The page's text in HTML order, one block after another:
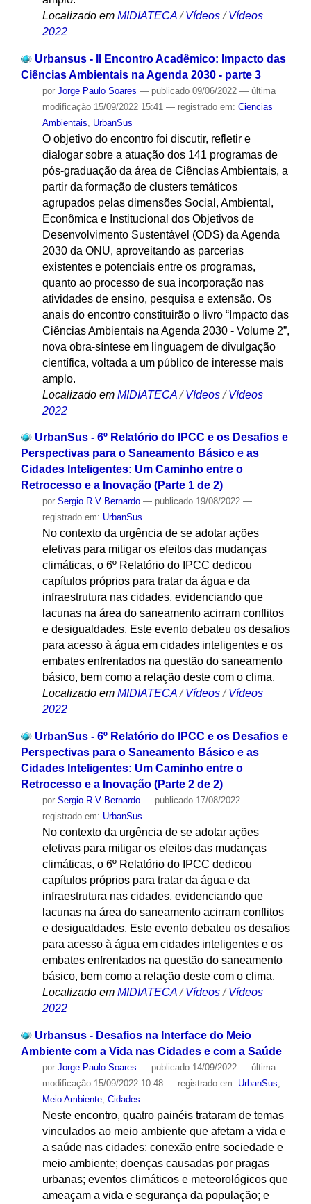
Localizado em MIDIATECA /Vídeos /Vídeos
2022
Urbansus - II Encontro Acadêmico: Impacto das
Ciências Ambientais na Agenda 2030 - parte 3
por Jorge Paulo Soares — publicado09/06/2022 — última
modificação15/09/2022 15:41 — registrado em: Ciencias
Ambientais
UrbanSus
O objetivo do encontro foi discutir, refletir e
dialogar sobre a atuação dos 141 programas de
pós-graduação da área de Ciências Ambientais, a
partir da formação de clusters temáticos
agrupados pelas dimensões Social, Ambiental,
Econômica e Institucional dos Objetivos de
Desenvolvimento Sustentável (ODS) da Agenda
2030 da ONU, aproveitando as parcerias
existentes e potenciais entre os programas,
quanto ao processo de sua incorporação nas
atividades de ensino, pesquisa e extensão. Os
anais do encontro constituirão o livro “Impacto das
Ciências Ambientais na Agenda 2030 - Volume 2”,
nova obra-síntese em linguagem de divulgação
científica, voltada a um público de interesse mais
amplo.
Localizado em MIDIATECA /Vídeos /Vídeos
2022
UrbanSus - 6º Relatório do IPCC e os Desafios e
Perspectivas para o Saneamento Básico e as
Cidades Inteligentes: Um Caminho entre o
Retrocesso e a Inovação (Parte 1 de 2)
por Sergio R V Bernardo — publicado19/08/2022 —
registrado em: UrbanSus
No contexto da urgência de se adotar ações
efetivas para mitigar os efeitos das mudanças
climáticas, o 6º Relatório do IPCC dedicou
capítulos próprios para tratar da água e da
infraestrutura nas cidades, evidenciando que
lacunas na área do saneamento acirram conflitos
e desigualdades. Este evento debateu os desafios
para acesso à água em cidades inteligentes e os
embates enfrentados na questão do saneamento
básico, bem como a relação deste com o clima.
Localizado em MIDIATECA / Vídeos / Vídeos
2022
UrbanSus - 6º Relatório do IPCC e os Desafios e
Perspectivas para o Saneamento Básico e as
Cidades Inteligentes: Um Caminho entre o
Retrocesso e a Inovação (Parte 2 de 2)
por Sergio R V Bernardo — publicado17/08/2022 —
registrado em: UrbanSus
No contexto da urgência de se adotar ações
efetivas para mitigar os efeitos das mudanças
climáticas, o 6º Relatório do IPCC dedicou
capítulos próprios para tratar da água e da
infraestrutura nas cidades, evidenciando que
lacunas na área do saneamento acirram conflitos
e desigualdades. Este evento debateu os desafios
para acesso à água em cidades inteligentes e os
embates enfrentados na questão do saneamento
básico, bem como a relação deste com o clima.
Localizado em MIDIATECA /Vídeos /Vídeos
2022
Urbansus - Desafios na Interface do Meio
Ambiente com a Vida nas Cidades e com a Saúde
por Jorge Paulo Soares — publicado14/09/2022 — última
modificação15/09/2022 10:48 — registrado em: UrbanSus
Meio Ambiente, Cidades
Neste encontro, quatro painéis trataram de temas
vinculados ao meio ambiente que afetam a vida e
a saúde nas cidades: conexão entre sociedade e
meio ambiente; doenças causadas por pragas
urbanas; eventos climáticos e meteorológicos que
ameaçam a vida e segurança da população; e